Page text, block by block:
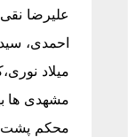
علیرضا
احمدی،
میلاد
محکم پشت